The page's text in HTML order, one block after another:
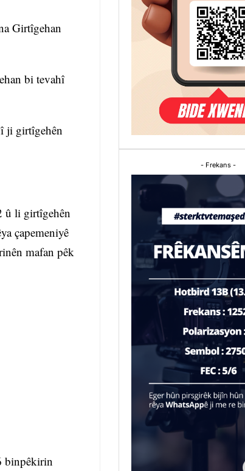
Girtîgehan
bi tevahî
ji girtîgehên
û li girtîgehên
çapemeniyê
mafan pêk
- Frekans -